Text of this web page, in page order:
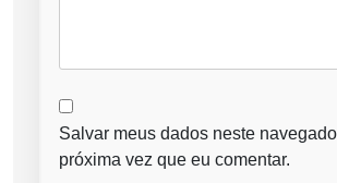
Salvar meus dados neste
próxima vez que eu comentar.